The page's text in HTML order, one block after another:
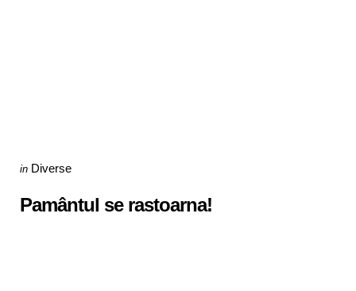
Categories
Posted
in Diverse
Pamântul se rastoarna!